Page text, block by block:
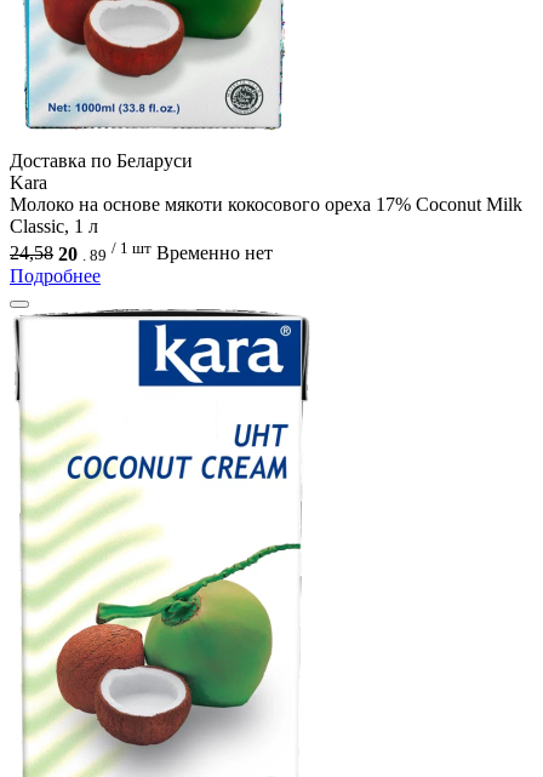
Доcтавка по Беларуси
Kara
Молоко на основе мякоти кокосового ореха 17% Coconut Milk
Classic, 1 л
24,58 20 89 / 1 шт Временно нет
Подробнее